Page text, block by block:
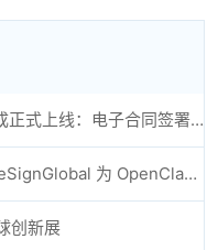
eSignGlobal与Lark多维表格集成正式上线：电子合同签署归档全程自动化
'esign-automation' 技能发布：eSignGlobal 为 OpenClaw 提供自动化电子签名能力
创新展